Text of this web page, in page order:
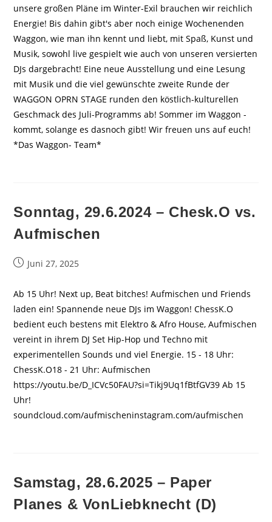
unsere großen Pläne im Winter-Exil brauchen wir reichlich
Energie! Bis dahin gibt's aber noch einige Wochenenden
Waggon, wie man ihn kennt und liebt, mit Spaß, Kunst und
Musik, sowohl live gespielt wie auch von unseren versierten
DJs dargebracht! Eine neue Ausstellung und eine Lesung
mit Musik und die viel gewünschte zweite Runde der
WAGGON OPRN STAGE runden den köstlich-kulturellen
Geschmack des Juli-Programms ab! Sommer im Waggon -
kommt, solange es dasnoch gibt! Wir freuen uns auf euch!
*Das Waggon- Team*
Sonntag, 29.6.2024 – Chesk.O vs.
Aufmischen
BeitragJuni 27, 2025
Ab 15 Uhr! Next up, Beat bitches! Aufmischen und Friends
laden ein! Spannende neue DJs im Waggon! ChessK.O
bedient euch bestens mit Elektro & Afro House, Aufmischen
vereint in ihrem DJ Set Hip-Hop und Techno mit
experimentellen Sounds und viel Energie. 15 - 18 Uhr:
ChessK.O18 - 21 Uhr: Aufmischen
https://youtu.be/D_ICVc50FAU?si=Tikj9Uq1fBtfGV39 Ab 15
Uhr!
soundcloud.com/aufmischeninstagram.com/aufmischen
Samstag, 28.6.2025 – Paper
Planes & VonLiebknecht (D)